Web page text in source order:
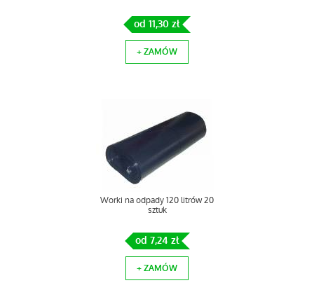
od 11,30 zł
+ ZAMÓW
Worki na odpady 120 litrów 20
sztuk
od 7,24 zł
+ ZAMÓW